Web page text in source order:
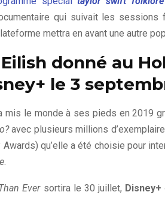
qui suivait les sessions
mettra en avant une autre
donné au
le 3
mis le monde à ses pieds en 2019
avec plusieurs millions
qu’elle a été choisie pour
.
Ever sortira le 30 juillet, Disney+